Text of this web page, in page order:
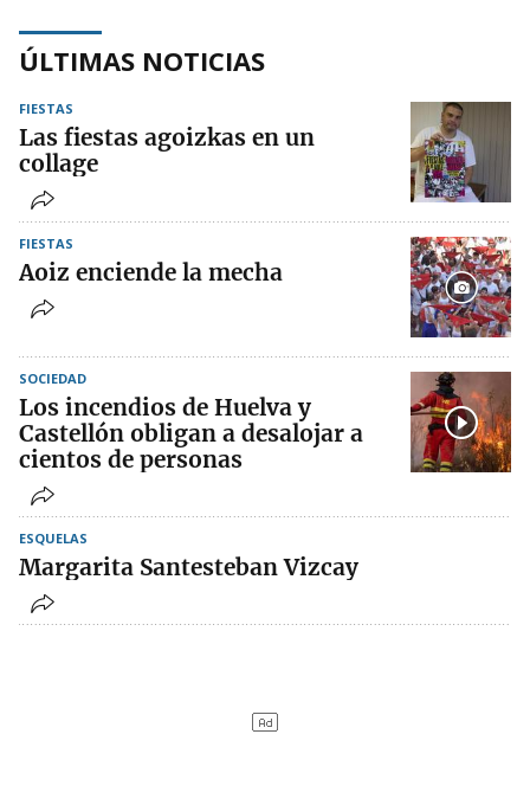
ÚLTIMAS NOTICIAS
FIESTAS
Las fiestas agoizkas en un
collage
FIESTAS
Aoiz enciende la mecha
SOCIEDAD
Los incendios de Huelva y
Castellón obligan a desalojar a
cientos de personas
ESQUELAS
Margarita Santesteban Vizcay